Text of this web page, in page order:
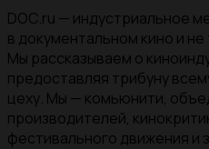
DOC.ru — индустриальное
в документальном кино и не
Мы рассказываем о
предоставляя трибуну
цеху. Мы — комьюнити,
производителей,
фестивального движения и